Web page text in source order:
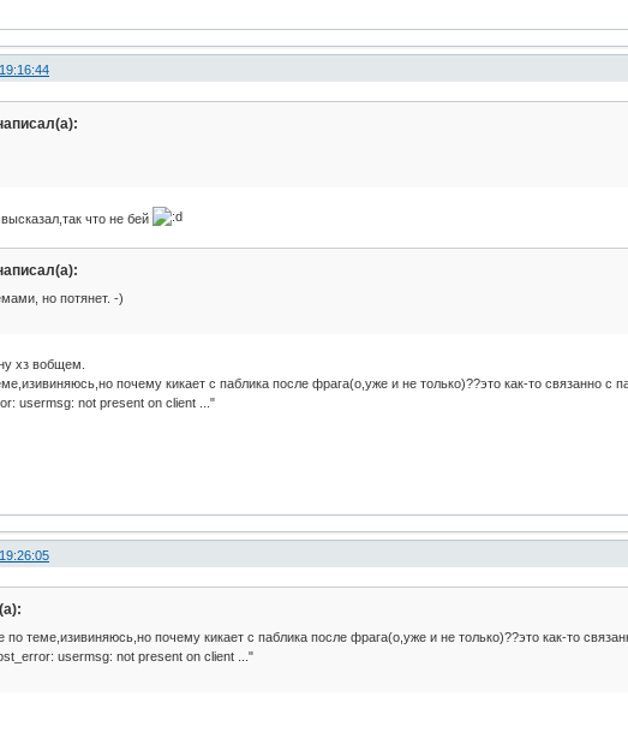
что не бей
но потянет. -)
хз вобщем.
почему кикает с паблика после фрага(о,уже и не только)??это как-то связанно с
usermsg: not present on client ..."
по теме,изивиняюсь,но почему кикает с паблика после фрага(о,уже и не только)??это как-то
usermsg: not present on client ..."